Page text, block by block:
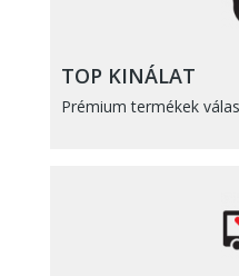
TOP KINÁLAT
Prémium termékek